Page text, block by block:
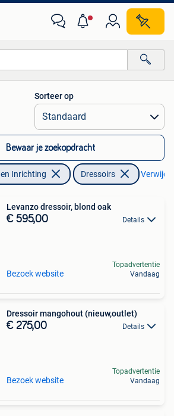
Alle afstanden…
Sorteer op
Bewaar je zoekopdracht
Inrichting Dressoirs
Levanzo dressoir, blond oak
€ 595,00 Details
Bezoek website
Topadvertentie
Vandaag
Dressoir mangohout (nieuw,outlet)
€ 275,00 Details
Bezoek website
Topadvertentie
Vandaag